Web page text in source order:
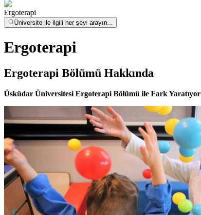
Ergoterapi
Üniversite ile ilgili her şeyi arayın...
Ergoterapi
Ergoterapi Bölümü Hakkında
Üsküdar Üniversitesi Ergoterapi Bölümü ile Fark Yaratıyor